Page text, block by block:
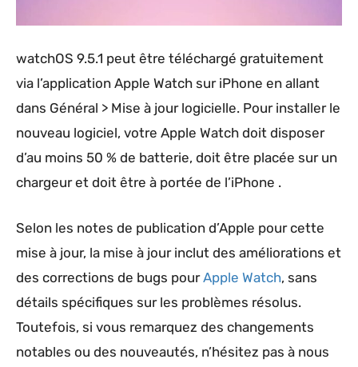
watchOS 9.5.1 peut être téléchargé gratuitement
via l’application Apple Watch sur iPhone en allant
dans Général > Mise à jour logicielle. Pour installer le
nouveau logiciel, votre Apple Watch doit disposer
d’au moins 50 % de batterie, doit être placée sur un
chargeur et doit être à portée de l’iPhone ‌‌‌‌‌‌‌‌‌‌‌‌‌‌‌‌‌‌‌‌‌‌‌‌‌‌‌‌‌‌‌‌‌‌‌‌‌.
Selon les notes de publication d’Apple pour cette
mise à jour, la mise à jour inclut des améliorations et
des corrections de bugs pourApple Watch, sans
détails spécifiques sur les problèmes résolus.
Toutefois, si vous remarquez des changements
notables ou des nouveautés, n’hésitez pas à nous